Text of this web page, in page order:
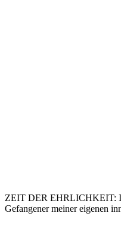
ZEIT DER EHRLICHKEIT:
Gefangener meiner eigenen